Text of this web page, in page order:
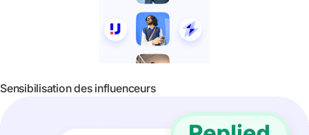
Sensibilisation des influenceurs